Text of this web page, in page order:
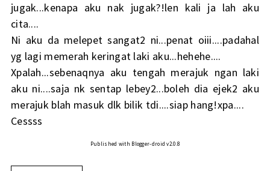
jugak...kenapa aku nak jugak?!len kali ja lah aku
cita....
Ni aku da melepet sangat2 ni...penat oiii....padahal
yg lagi memerah keringat laki aku...hehehe....
Xpalah...sebenaqnya aku tengah merajuk ngan laki
aku ni....saja nk sentap lebey2...boleh dia ejek2 aku
merajuk blah masuk dlk bilik tdi....siap hang!xpa....
Cessss
Published with Blogger-droid v2.0.8